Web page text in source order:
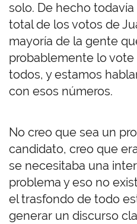
solo. De hecho
total de los votos de
mayoría de la gente
probablemente lo vote
todos, y estamos
con esos números.
No creo que sea un
candidato, creo que
se necesitaba una
problema y eso no
el trasfondo de todo
generar un discurso